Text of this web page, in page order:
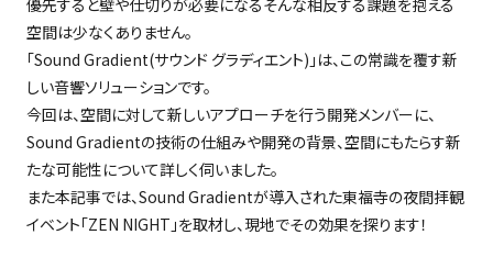
優先すると壁や仕切りが必要になるそんな相反する課題を抱える
空間は少なくありません。
「Sound Gradient(サウンド グラディエント) 」は、この常識を覆す新
しい音響ソリューションです。
今回は、空間に対して新しいアプローチを行う開発メンバーに、
Sound Gradientの技術の仕組みや開発の背景、空間にもたらす新
たな可能性について詳しく伺いました。
また本記事では、Sound Gradientが導入された東福寺の夜間拝観
イベント「ZEN NIGHT 」を取材し、現地でその効果を探ります！